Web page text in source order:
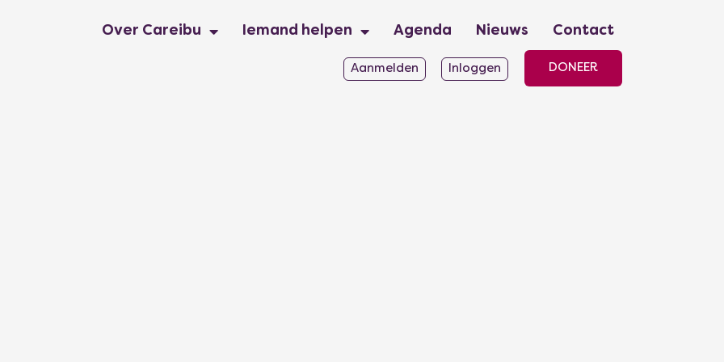
Over Careibu Iemand helpen Agenda Nieuws Contact
Aanmelden Inloggen DONEER